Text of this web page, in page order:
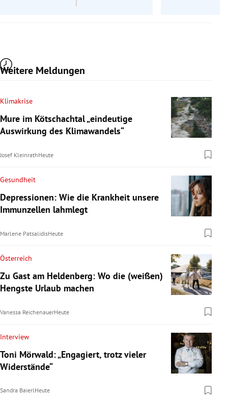
Weitere Meldungen
Klimakrise
Mure im Kötschachtal „eindeutige
Auswirkung des Klimawandels“
Josef KleinrathHeute
Gesundheit
Depressionen: Wie die Krankheit unsere
Immunzellen lahmlegt
Marlene PatsalidisHeute
Österreich
Zu Gast am Heldenberg: Wo die (weißen)
Hengste Urlaub machen
Vanessa ReichenauerHeute
Interview
Toni Mörwald: „Engagiert, trotz vieler
Widerstände“
Sandra BaierlHeute